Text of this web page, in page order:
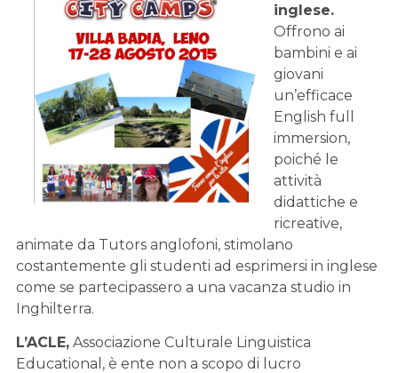
inglese.
Offrono ai
bambini e ai
giovani
un’efficace
English full
immersion,
poiché le
attività
didattiche e
ricreative,
animate da Tutors anglofoni, stimolano
costantemente gli studenti ad esprimersi in inglese
come se partecipassero a una vacanza studio in
Inghilterra.
L’ACLE,Associazione Culturale Linguistica
Educational, è ente non a scopo di lucro